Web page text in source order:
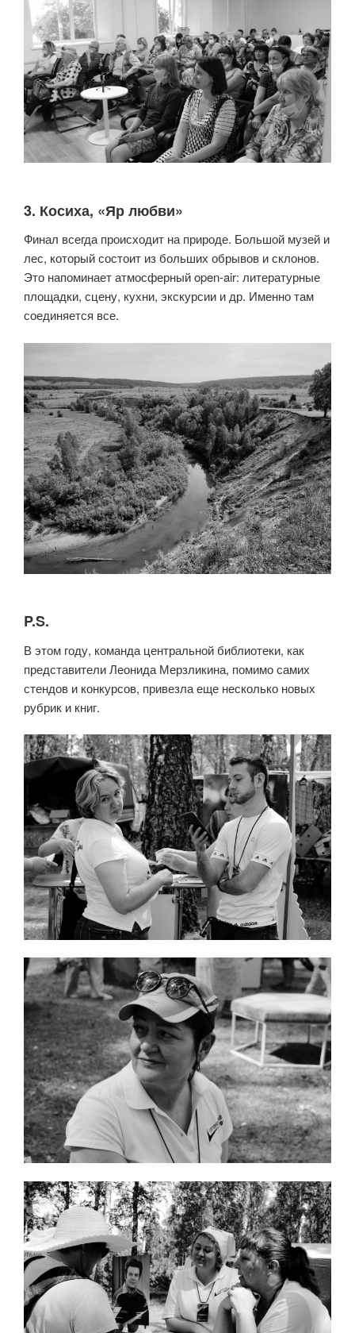
3. Косиха, «Яр любви»
Финал всегда происходит на природе. Большой музей и
лес, который состоит из больших обрывов и склонов.
Это напоминает атмосферный open-air: литературные
площадки, сцену, кухни, экскурсии и др. Именно там
соединяется все.
P.S.
В этом году, команда центральной библиотеки, как
представители Леонида Мерзликина, помимо самих
стендов и конкурсов, привезла еще несколько новых
рубрик и книг.